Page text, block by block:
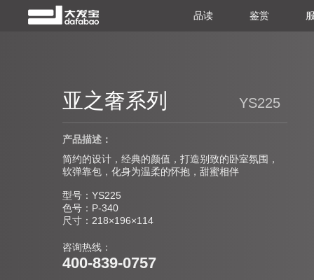
品读 鉴赏
亚之奢系列 YS225
产品描述：
简约的设计，经典的颜值，打造别致的卧室氛围，
软弹靠包，化身为温柔的怀抱，甜蜜相伴
型号：YS225
色号：P-340
尺寸：218×196×114
咨询热线：
400-839-0757